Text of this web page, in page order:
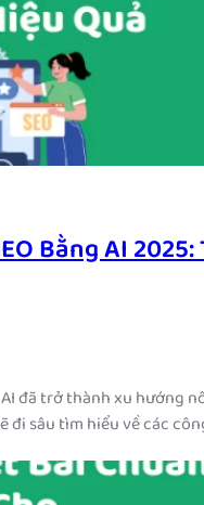
Bằng AI
đã trở thành xu
đi sâu tìm hiểu về các